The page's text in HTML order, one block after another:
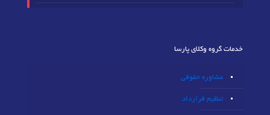
خدمات گروه وکلای پارسا
مشاوره حقوقی
تنظیم قرارداد